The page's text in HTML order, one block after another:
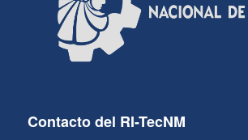
Contacto del RI-TecNM